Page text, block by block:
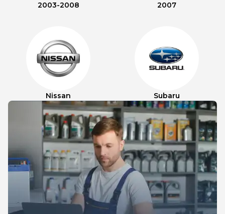
2003-2008
2007
Nissan Subaru